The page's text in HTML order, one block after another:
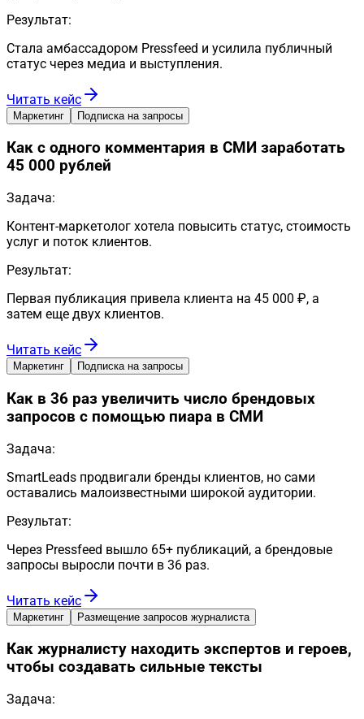
Результат:
Стала амбассадором Pressfeed и усилила публичный
статус через медиа и выступления.
Читать кейс
Маркетинг Подписка на запросы
Как с одного комментария в СМИ заработать
45 000 рублей
Задача:
Контент-маркетолог хотела повысить статус, стоимость
услуг и поток клиентов.
Результат:
Первая публикация привела клиента на 45 000 ₽, а
затем еще двух клиентов.
Читать кейс
Маркетинг Подписка на запросы
Как в 36 раз увеличить число брендовых
запросов с помощью пиара в СМИ
Задача:
SmartLeads продвигали бренды клиентов, но сами
оставались малоизвестными широкой аудитории.
Результат:
Через Pressfeed вышло 65+ публикаций, а брендовые
запросы выросли почти в 36 раз.
Читать кейс
Маркетинг Размещение запросов журналиста
Как журналисту находить экспертов и героев,
чтобы создавать сильные тексты
Задача: